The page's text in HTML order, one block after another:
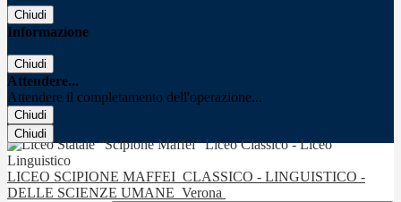
Chiudi
Informazione
Chiudi
Attendere...
Attendere il completamento dell'operazione...
Chiudi
Chiudi
LICEO SCIPIONE MAFFEI CLASSICO - LINGUISTICO -
DELLE SCIENZE UMANE Verona